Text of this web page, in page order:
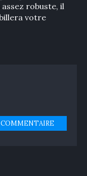
assez robuste, il
votre